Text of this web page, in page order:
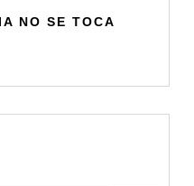
NO SE TOCA